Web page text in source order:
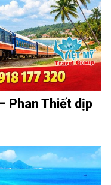
Phan Thiết dịp